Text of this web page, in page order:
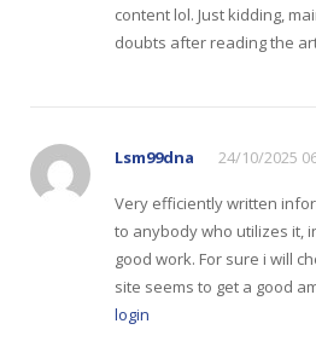
content lol. Just kidding,
doubts after reading the
Lsm99dna 24/10/2025
Very efficiently written
to anybody who utilizes it,
good work. For sure i will
site seems to get a good
login